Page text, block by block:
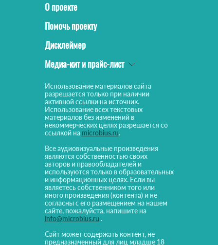
О проекте
Помочь проекту
Дисклеймер
Медиа-кит и прайс-лист
Использование материалов сайта
разрешается только при наличии
активной ссылки на источник.
Использование всех текстовых
материалов без изменений в
некоммерческих целях разрешается со
ссылкой на microbius.ru.
Все аудиовизуальные произведения
являются собственностью своих
авторов и правообладателей и
используются только в образовательных
и информационных целях. Если вы
являетесь собственником того или
иного произведения (контента) и не
согласны с его размещением на нашем
сайте, пожалуйста, напишите на
info@microbius.ru .
Сайт может содержать контент, не
предназначенный для лиц младше 18